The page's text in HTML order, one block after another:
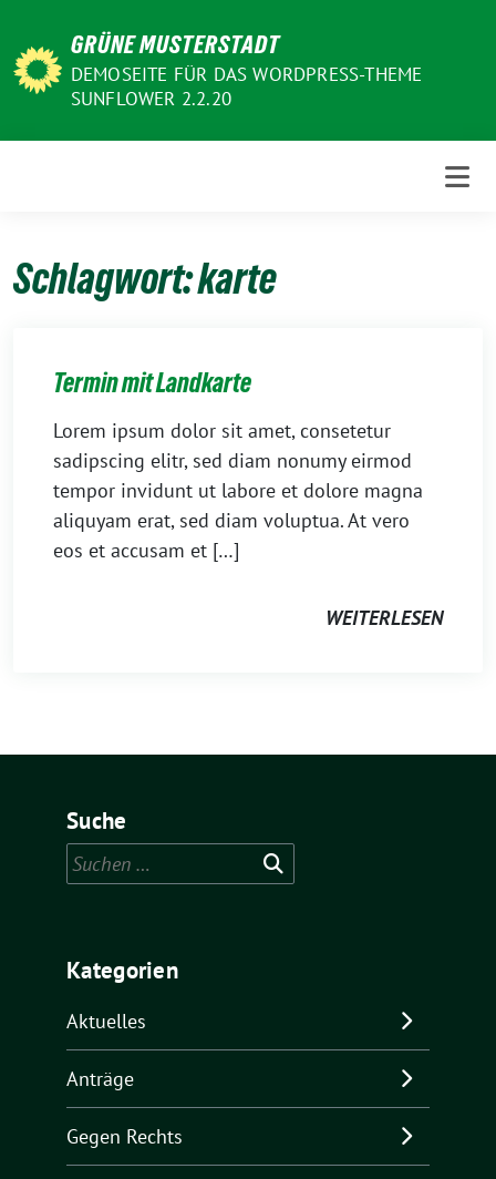
zum
Inhalt
GRÜNE MUSTERSTADT
DEMOSEITE FÜR DAS WORDPRESS-THEME
SUNFLOWER 2.2.20
Schlagwort:karte
Termin mit Landkarte
Lorem ipsum dolor sit amet, consetetur
sadipscing elitr, sed diam nonumy eirmod
tempor invidunt ut labore et dolore magna
aliquyam erat, sed diam voluptua. At vero
eos et accusam et […]
WEITERLESEN
Suche
Suchen
nach:
Kategorien
Aktuelles
Anträge
Gegen Rechts